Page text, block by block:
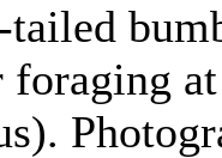
foraging